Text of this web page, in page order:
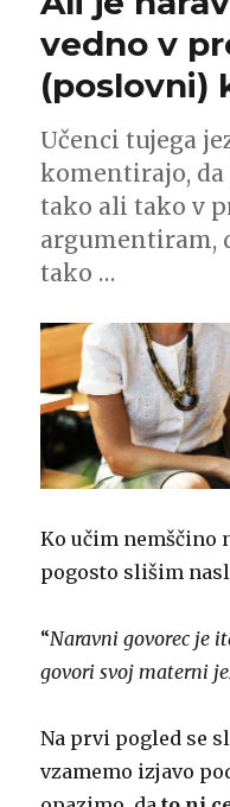
vedno v
(poslovni)
Učenci tujega
komentirajo, da
tako ali tako v
argumentiram,
tako …
Ko učim nemščino
pogosto slišim
“Naravni govorec je
govori svoj materni
Na prvi pogled se
vzamemo izjavo